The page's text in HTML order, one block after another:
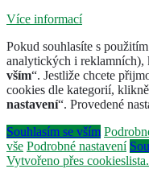
Více informací
Pokud souhlasíte s
analytických i reklamních),
vším“. Jestliže chcete
cookies dle kategorií,
nastavení“. Provedené
Souhlasím se vším
vše Podrobné nastavení
Vytvořeno přes